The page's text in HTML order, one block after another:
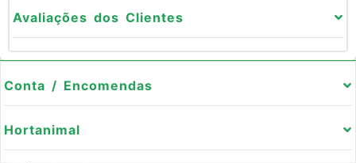
Avaliações dos Clientes
Conta / Encomendas
Hortanimal